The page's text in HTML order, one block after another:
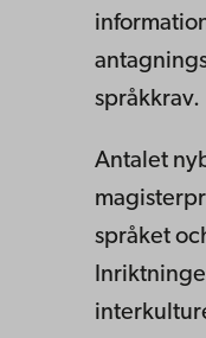
språkkrav.
Antalet
språket